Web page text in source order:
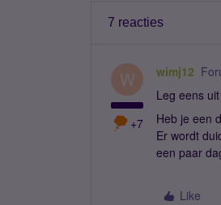
7 reacties
W
+7
wimj12
Leg eens
Heb je een
Er wordt
een paar
Like